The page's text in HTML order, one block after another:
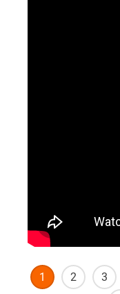
1 2 3